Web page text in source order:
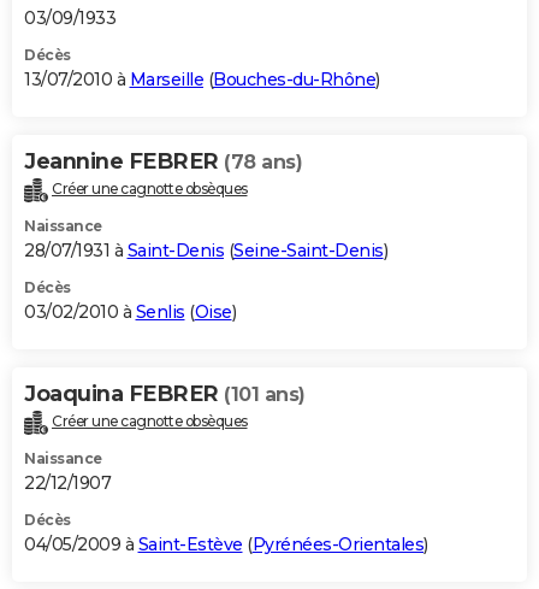
03/09/1933
Décès
13/07/2010 à Marseille (Bouches-du-Rhône)
Jeannine FEBRER (78 ans)
Créer une cagnotte obsèques
Naissance
28/07/1931 à Saint-Denis (Seine-Saint-Denis)
Décès
03/02/2010 à Senlis (Oise)
Joaquina FEBRER (101 ans)
Créer une cagnotte obsèques
Naissance
22/12/1907
Décès
04/05/2009 à Saint-Estève (Pyrénées-Orientales)